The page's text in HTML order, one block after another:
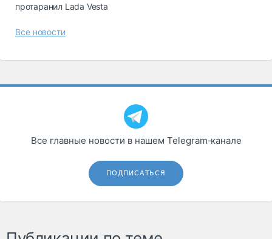
протаранил Lada Vesta
Все новости
Все главные новости в нашем Telegram‑канале
ПОДПИСАТЬСЯ